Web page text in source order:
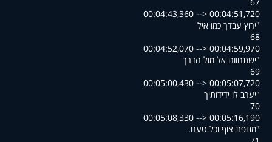
00:04:43,360 --> 00:04:51,720
ירוץ עבדך כמו איל"
68
00:04:52,070 --> 00:04:59,970
ישתחווה אל מול הדרך"
69
00:05:00,430 --> 00:05:07,720
יערב לו ידידותיך"
70
00:05:08,330 --> 00:05:16,190
.מנופת צוף וכל טעם"